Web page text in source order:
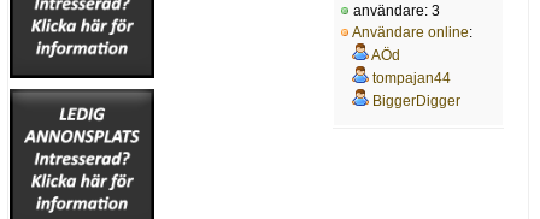
användare: 3
Användare online:
AÖd
tompajan44
BiggerDigger